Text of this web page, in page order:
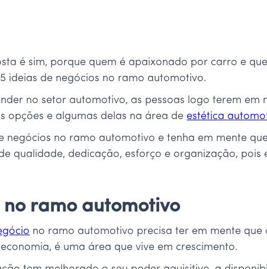
é sim, porque quem é apaixonado por carro e
ideias de negócios no ramo automotivo.
no setor automotivo, as pessoas logo terem
opções e algumas delas na área de estética
negócios no ramo automotivo e tenha em mente
qualidade, dedicação, esforço e organização, pois
ramo automotivo
no ramo automotivo precisa ter em mente
é uma área que vive em crescimento.